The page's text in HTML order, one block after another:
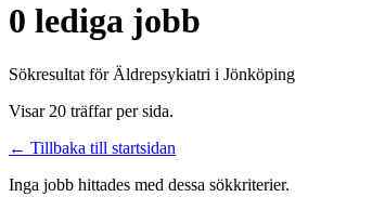
0 lediga jobb
Sökresultat för Äldrepsykiatri i Jönköping
Visar 20 träffar per sida.
← Tillbaka till startsidan
Inga jobb hittades med dessa sökkriterier.